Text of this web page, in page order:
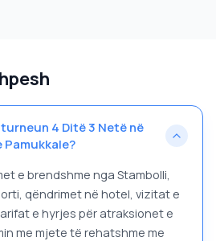
4 Ditë 3 Netë në
Pamukkale?
e brendshme nga Stambolli,
qëndrimet në hotel, vizitat e
e hyrjes për atraksionet e
me mjete të rehatshme me